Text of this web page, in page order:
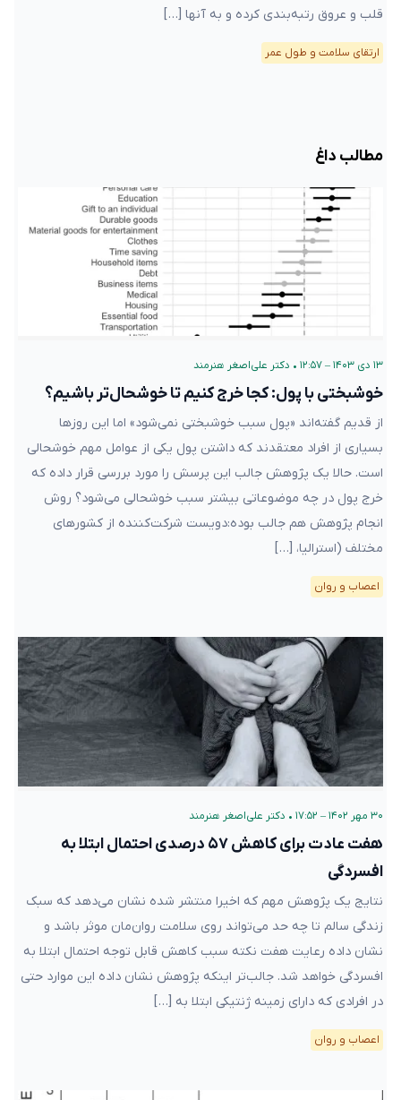
قلب و عروق رتبه‌بندی کرده و به آنها […]
ارتقای سلامت و طول عمر
مطالب داغ
۱۳ دی ۱۴۰۳ – ۱۲:۵۷ • دکتر علی‌اصغر هنرمند
خوشبختی با پول: کجا خرج کنیم تا خوشحال‌تر باشیم؟
از قدیم گفته‌اند «پول سبب خوشبختی نمی‌شود» اما این روزها
بسیاری از افراد معتقدند که داشتن پول یکی از عوامل مهم خوشحالی
است. حالا یک پژوهش جالب این پرسش را مورد بررسی قرار داده که
خرج پول در چه موضوعاتی بیشتر سبب خوشحالی می‌شود؟ روش
انجام پژوهش هم جالب بوده:دویست شرکت‌کننده از کشورهای
مختلف (استرالیا، […]
اعصاب و روان
۳۰ مهر ۱۴۰۲ – ۱۷:۵۲ • دکتر علی‌اصغر هنرمند
هفت عادت برای کاهش ۵۷ درصدی احتمال ابتلا به
افسردگی
نتایج یک پژوهش مهم که اخیرا منتشر شده نشان می‌دهد که سبک
زندگی سالم تا چه حد می‌تواند روی سلامت روان‌مان موثر باشد و
نشان داده رعایت هفت نکته سبب کاهش قابل توجه احتمال ابتلا به
افسردگی خواهد شد. جالب‌تر اینکه پژوهش نشان داده این موارد حتی
در افرادی که دارای زمینه ژنتیکی ابتلا به […]
اعصاب و روان